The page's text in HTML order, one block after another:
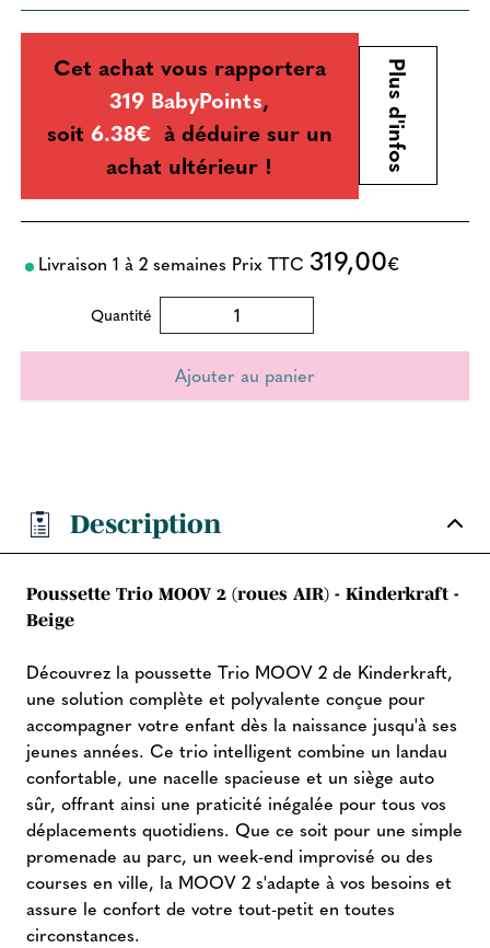
Cet achat vous rapportera
319 BabyPoints,
soit 6.38€ à déduire sur un
achat ultérieur !
Plus d'infos
Livraison 1 à 2 semaines Prix TTC 319,00€
Quantité
Description
Poussette Trio MOOV 2 (roues AIR) - Kinderkraft -
Beige
Découvrez la poussette Trio MOOV 2 de Kinderkraft,
une solution complète et polyvalente conçue pour
accompagner votre enfant dès la naissance jusqu'à ses
jeunes années. Ce trio intelligent combine un landau
confortable, une nacelle spacieuse et un siège auto
sûr, offrant ainsi une praticité inégalée pour tous vos
déplacements quotidiens. Que ce soit pour une simple
promenade au parc, un week-end improvisé ou des
courses en ville, la MOOV 2 s'adapte à vos besoins et
assure le confort de votre tout-petit en toutes
circonstances.